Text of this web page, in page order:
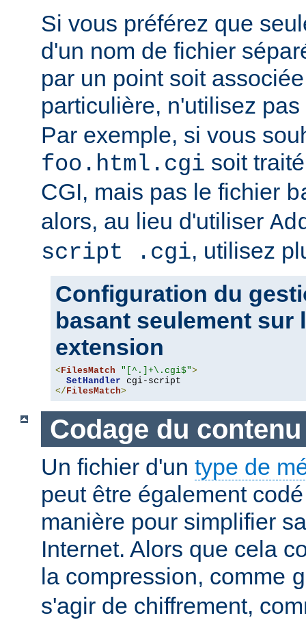
Si vous préférez que
d'un nom de fichier
par un point soit
particulière, n'utilisez
Par exemple, si vous
foo.html.cgi soit
CGI, mais pas le fichier
alors, au lieu d'utiliser
script .cgi, utilisez
Configuration du
basant seulement sur
extension
< FilesMatch "[^.]+\.cgi$">
SetHandler
</ FilesMatch>
Codage du contenu
Un fichier d'un type de
peut être également
manière pour simplifier
Internet. Alors que cela
la compression, comme
s'agir de chiffrement,